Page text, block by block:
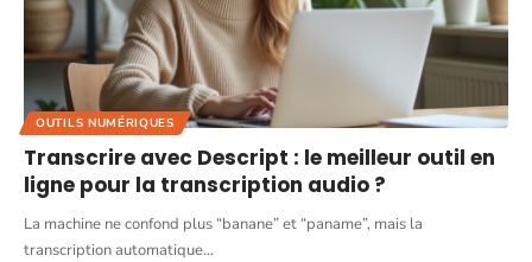
OUTILS NUMÉRIQUES
Transcrire avec Descript : le meilleur outil en
ligne pour la transcription audio ?
La machine ne confond plus “banane” et “paname”, mais la
transcription automatique…